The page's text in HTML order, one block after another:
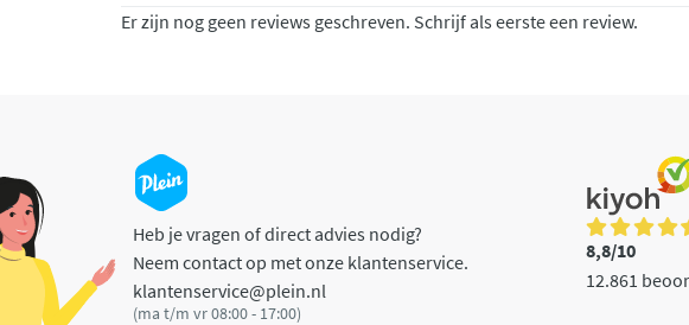
Er zijn nog geen reviews geschreven. Schrijf als eerste een review.
Heb je vragen of direct advies nodig?
Neem contact op met onze klantenservice.
klantenservice@plein.nl
(ma t/m vr 08:00 - 17:00)
8,8/10
12.861